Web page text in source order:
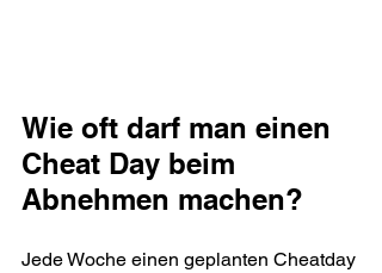
Wie oft darf man einen
Cheat Day beim
Abnehmen machen?
Jede Woche einen geplanten Cheatday